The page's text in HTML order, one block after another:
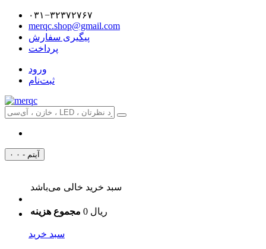
۰۳۱−۳۲۳۷۲۷۶۷
merqc.shop@gmail.com
پیگیری سفارش
پرداخت
ورود
ثبت‌نام
۰ آیتم - ۰
سبد خرید خالی می‌باشد
مجموع هزینه 0 ریال
سبد خرید